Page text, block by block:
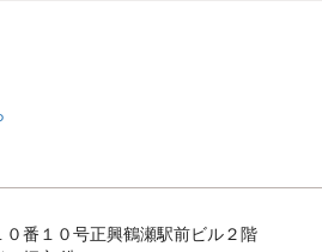
番１０号正興鶴瀬駅前ビル２階